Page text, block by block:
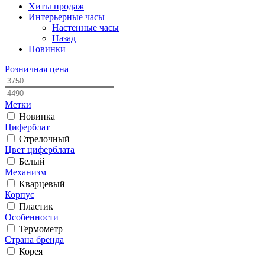
Хиты продаж
Интерьерные часы
Настенные часы
Назад
Новинки
Розничная цена
Метки
Новинка
Циферблат
Стрелочный
Цвет циферблата
Белый
Механизм
Кварцевый
Корпус
Пластик
Особенности
Термометр
Страна бренда
Корея